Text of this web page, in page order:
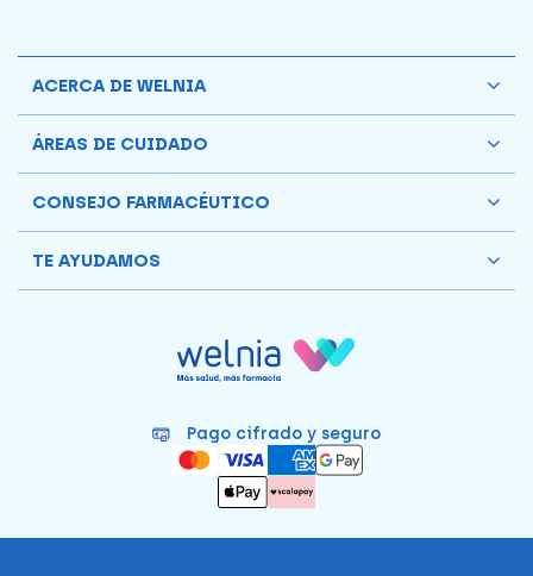
Pago cifrado y seguro
ACERCA DE WELNIA
ÁREAS DE CUIDADO
CONSEJO FARMACÉUTICO
TE AYUDAMOS